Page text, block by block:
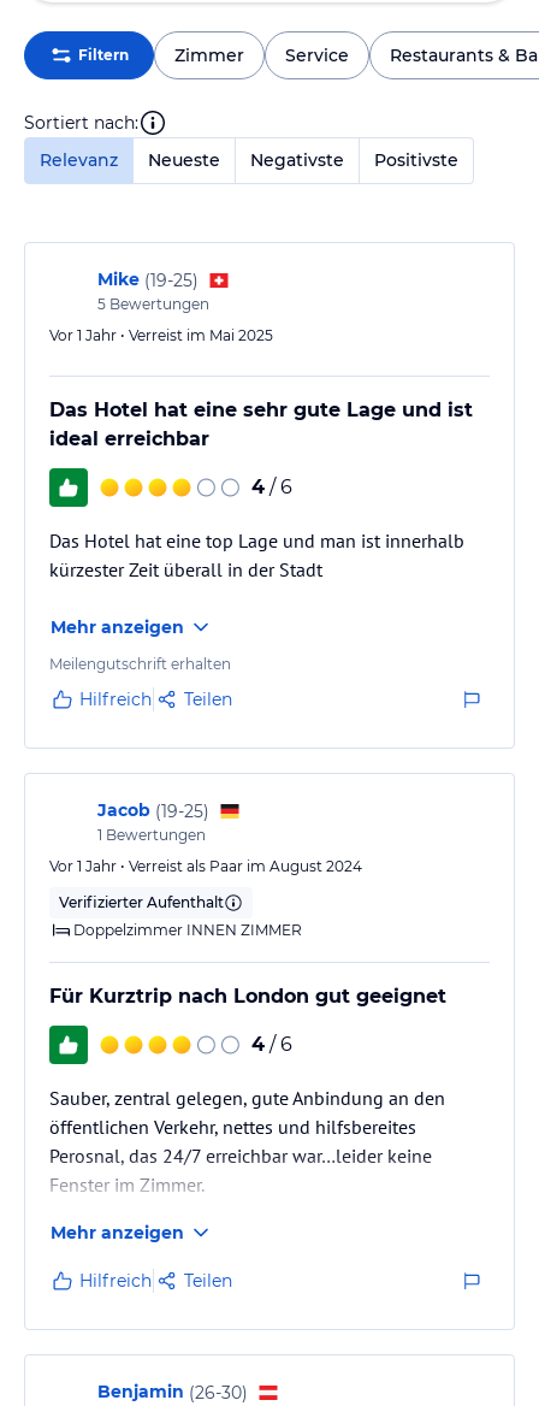
Filtern Zimmer Service Restaurants &
Sortiert nach:
Relevanz
Neueste Negativste Positivste
Mike (19-25)
5 Bewertungen
Vor 1 Jahr • Verreist im Mai 2025
Das Hotel hat eine sehr gute Lage und ist
ideal erreichbar
4 / 6
Das Hotel hat eine top Lage und man ist innerhalb
kürzester Zeit überall in der Stadt
Mehr anzeigen
Meilengutschrift erhalten
Hilfreich Teilen
Jacob (19-25)
1 Bewertungen
Vor 1 Jahr • Verreist als Paar im August 2024
Verifizierter Aufenthalt
Doppelzimmer INNEN ZIMMER
Für Kurztrip nach London gut geeignet
4 / 6
Sauber, zentral gelegen, gute Anbindung an den
öffentlichen Verkehr, nettes und hilfsbereites
Perosnal, das 24/7 erreichbar war…leider keine
Fenster im Zimmer.
Mehr anzeigen
Hilfreich Teilen
Benjamin (26-30)